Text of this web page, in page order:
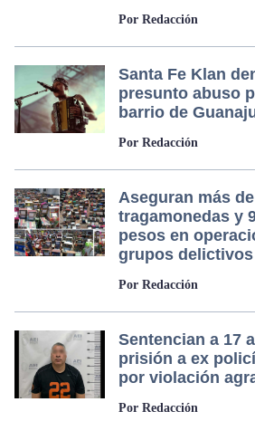
Por Redacción
Santa Fe Klan
presunto abuso
barrio de
Por Redacción
Aseguran más de
tragamonedas y
pesos en
grupos
Por Redacción
Sentencian a 17
prisión a ex
por violación
Por Redacción